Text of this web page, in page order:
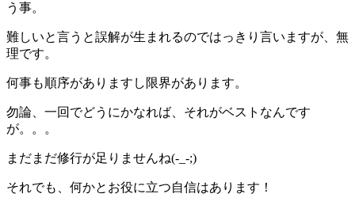
う事。
難しいと言うと誤解が生まれるのではっきり言いますが、無
理です。
何事も順序がありますし限界があります。
勿論、一回でどうにかなれば、それがベストなんです
が。。。
まだまだ修行が足りませんね(-_-;)
それでも、何かとお役に立つ自信はあります！